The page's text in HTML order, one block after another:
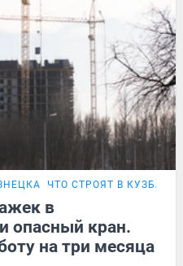
ЧТО СТРОЯТ В КУЗБАССЕ
в
опасный кран.
на три месяца